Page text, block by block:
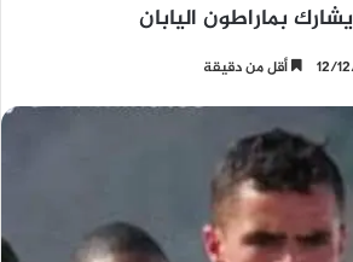
بماراطون اليابان
12/ أقل من دقيقة